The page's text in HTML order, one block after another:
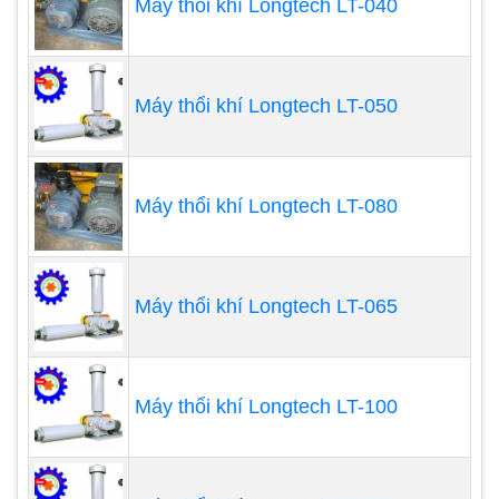
Máy thổi khí con sò cũng được sử dụng trong các
hệ thống bơi lọc bụi để tạo ra luồng khí có áp suất
để làm sạch bụi, tro, hoặc chất rắn khác từ không
khí.
Công nghiệp hóa chất:
Trong ngành công nghiệp hóa chất, máy thổi khí
con sò thường được sử dụng để cung cấp không
khí cho các quá trình oxy hóa, phản ứng hóa học,
hay làm sạch.
Quá trình chế biến vật liệu:
Trong các nhà máy sản xuất và chế biến vật liệu
như nhựa, cao su, và gốm, máy thổi khí có thể
được sử dụng để tạo áp suất để đẩy và chuyển
Máy thổi khí Longtech LT-040
Máy thổi khí Longtech LT-050
Máy thổi khí Longtech LT-080
Máy thổi khí Longtech LT-065
Máy thổi khí Longtech LT-100